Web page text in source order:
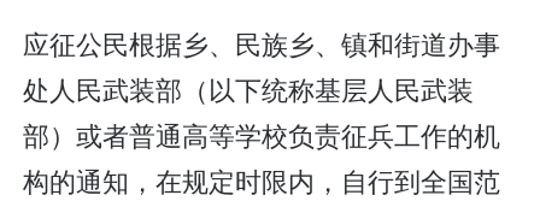
应征公民根据乡、民族乡、镇和街道办事
处人民武装部（以下统称基层人民武装
部）或者普通高等学校负责征兵工作的机
构的通知，在规定时限内，自行到全国范